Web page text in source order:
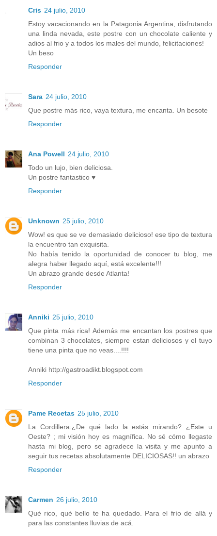
Cris 24 julio, 2010
Estoy vacacionando en la Patagonia Argentina, disfrutando
una linda nevada, este postre con un chocolate caliente y
adios al frio y a todos los males del mundo, felicitaciones!
Un beso
Responder
Sara 24 julio, 2010
Que postre más rico, vaya textura, me encanta. Un besote
Responder
Ana Powell 24 julio, 2010
Todo un lujo, bien deliciosa.
Un postre fantastico ♥
Responder
Unknown 25 julio, 2010
Wow! es que se ve demasiado delicioso! ese tipo de textura
la encuentro tan exquisita.
No había tenido la oportunidad de conocer tu blog, me
alegra haber llegado aquí, está excelente!!!
Un abrazo grande desde Atlanta!
Responder
Anniki 25 julio, 2010
Que pinta más rica! Además me encantan los postres que
combinan 3 chocolates, siempre estan deliciosos y el tuyo
tiene una pinta que no veas....!!!!
Anniki http://gastroadikt.blogspot.com
Responder
Pame Recetas 25 julio, 2010
La Cordillera:¿De qué lado la estás mirando? ¿Este u
Oeste? ; mi visión hoy es magnífica. No sé cómo llegaste
hasta mi blog, pero se agradece la visita y me apunto a
seguir tus recetas absolutamente DELICIOSAS!! un abrazo
Responder
Carmen 26 julio, 2010
Qué rico, qué bello te ha quedado. Para el frío de allá y
para las constantes lluvias de acá.